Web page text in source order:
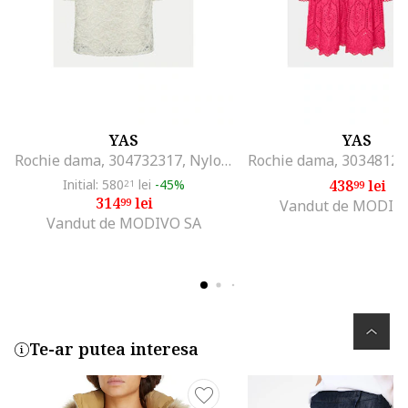
YAS
Rochie dama, 304732317, Nylon/Bumbac/Viscoza, Bej, Bej
Initial: 58021 lei -45%
31499lei
Vandut de MODIVO SA
YAS
43899lei
Vandut de
Te-ar putea interesa